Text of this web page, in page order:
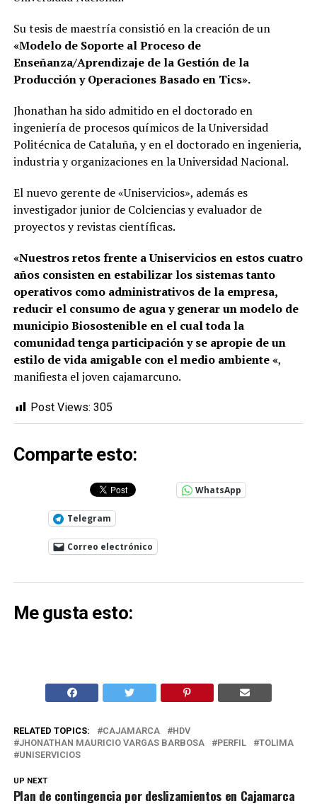
Su tesis de maestría consistió en la creación de un
«Modelo de Soporte al Proceso de
Enseñanza/Aprendizaje de la Gestión de la
Producción y Operaciones Basado en Tics».
Jhonathan ha sido admitido en el doctorado en
ingeniería de procesos químicos de la Universidad
Politécnica de Cataluña, y en el doctorado en ingenieria,
industria y organizaciones en la Universidad Nacional.
El nuevo gerente de «Uniservicios», además es
investigador junior de Colciencias y evaluador de
proyectos y revistas científicas.
«Nuestros retos frente a Uniservicios en estos cuatro
años consisten en estabilizar los sistemas tanto
operativos como administrativos de la empresa,
reducir el consumo de agua y generar un modelo de
municipio Biosostenible en el cual toda la
comunidad tenga participación y se apropie de un
estilo de vida amigable con el medio ambiente «,
manifiesta el joven cajamarcuno.
Post Views: 305
Comparte esto:
WhatsApp
Telegram
Correo electrónico
Me gusta esto:
RELATED TOPICS: CAJAMARCA
HDV
JHONATHAN MAURICIO VARGAS BARBOSA
PERFIL
TOLIMA
UNISERVICIOS
UP NEXT
Plan de contingencia por deslizamientos en Cajamarca